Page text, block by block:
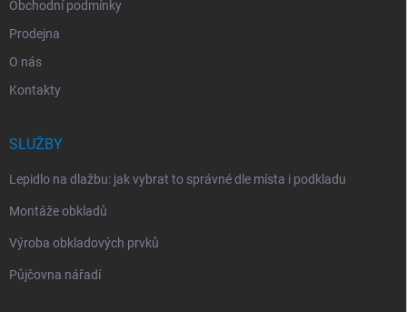
Obchodní podmínky
Prodejna
O nás
Kontakty
SLUŽBY
Lepidlo na dlažbu: jak vybrat to správné dle místa i podkladu
Montáže obkladů
Výroba obkladových prvků
Půjčovna nářadí